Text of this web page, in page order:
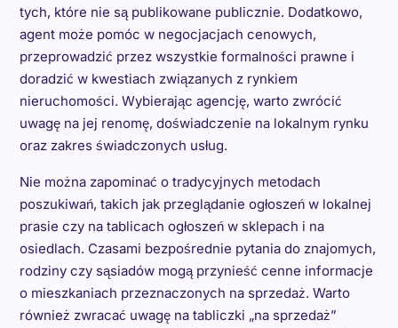
tych, które nie są publikowane publicznie. Dodatkowo,
agent może pomóc w negocjacjach cenowych,
przeprowadzić przez wszystkie formalności prawne i
doradzić w kwestiach związanych z rynkiem
nieruchomości. Wybierając agencję, warto zwrócić
uwagę na jej renomę, doświadczenie na lokalnym rynku
oraz zakres świadczonych usług.
Nie można zapominać o tradycyjnych metodach
poszukiwań, takich jak przeglądanie ogłoszeń w lokalnej
prasie czy na tablicach ogłoszeń w sklepach i na
osiedlach. Czasami bezpośrednie pytania do znajomych,
rodziny czy sąsiadów mogą przynieść cenne informacje
o mieszkaniach przeznaczonych na sprzedaż. Warto
również zwracać uwagę na tabliczki „na sprzedaż”